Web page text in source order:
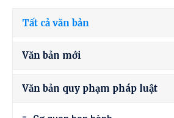
Tất cả văn bản
Văn bản mới
Văn bản quy phạm pháp luật